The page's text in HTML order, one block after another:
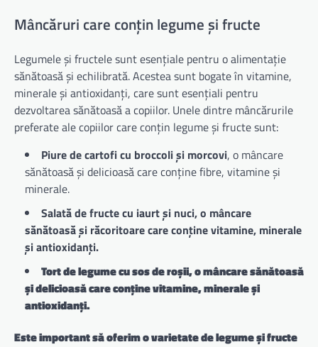
Mâncăruri care conțin legume și fructe
Legumele și fructele sunt esențiale pentru o alimentație
sănătoasă și echilibrată. Acestea sunt bogate în vitamine,
minerale și antioxidanți, care sunt esențiali pentru
dezvoltarea sănătoasă a copiilor. Unele dintre mâncărurile
preferate ale copiilor care conțin legume și fructe sunt:
Piure de cartofi cu broccoli și morcovi, o mâncare
sănătoasă și delicioasă care conține fibre, vitamine și
minerale.
Salată de fructe cu iaurt și nuci, o mâncare
sănătoasă și răcoritoare care conține vitamine, minerale
și antioxidanți.
Tort de legume cu sos de roșii, o mâncare sănătoasă
și delicioasă care conține vitamine, minerale și
antioxidanți.
Este important să oferim o varietate de legume și fructe